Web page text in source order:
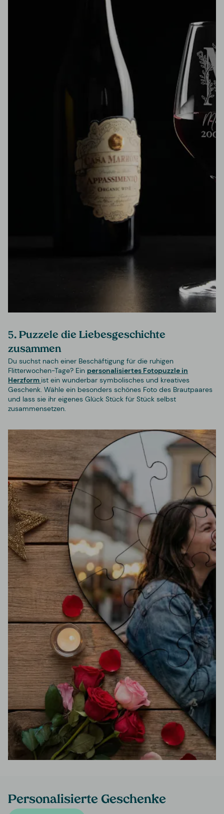
5. Puzzele die Liebesgeschichte
zusammen
Du suchst nach einer Beschäftigung für die ruhigen
Flitterwochen-Tage? Ein personalisiertes Fotopuzzle in
Herzform ist ein wunderbar symbolisches und kreatives
Geschenk. Wähle ein besonders schönes Foto des Brautpaares
und lass sie ihr eigenes Glück Stück für Stück selbst
zusammensetzen.
Personalisierte Geschenke